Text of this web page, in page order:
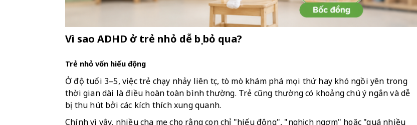
Vì sao ADHD ở trẻ nhỏ dễ bị bỏ qua?
Trẻ nhỏ vốn hiếu động
Ở độ tuổi 3–5, việc trẻ chạy nhảy liên tục, tò mò khám phá mọi thứ hay khó ngồi yên trong
thời gian dài là điều hoàn toàn bình thường. Trẻ cũng thường có khoảng chú ý ngắn và dễ
bị thu hút bởi các kích thích xung quanh.
Chính vì vậy, nhiều cha mẹ cho rằng con chỉ "hiếu động", "nghịch ngợm" hoặc "quá nhiều